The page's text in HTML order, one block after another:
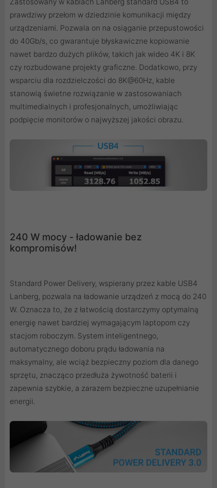
prawdziwy przełom w dziedzinie komunikacji między
urządzeniami. Pozwala on na osiąganie przepustowości
do 40Gb/s, co gwarantuje błyskawiczne kopiowanie
nawet bardzo dużych plików, takich jak wideo 4K i 8K
czy rozbudowane projekty graficzne. Dodatkowo, przy
wsparciu dla rozdzielczości do 8K@60Hz, kable
stanowią świetne rozwiązanie w zastosowaniach
multimedialnych i profesjonalnych, umożliwiając
podpięcie monitorów o najwyższej jakości obrazu.
240 W mocy - ładowanie bez
kompromisów!
Standard Power Delivery, wspierany przez kable USB4
Lanberg, pozwala na ładowanie urządzeń z mocą do 240
W. Oznacza to, że z łatwością dostarczymy optymalną
energię nawet bardziej wymagającym laptopom czy
stacjom roboczym. System inteligentnego,
automatycznego doboru prądu ładowania na
maksymalny, ale wciąż bezpieczny poziom dla danego
sprzętu, znacząco przedłuża żywotność baterii i
zapewnia szybkie, a zarazem bezpieczne uzupełnianie
energii.